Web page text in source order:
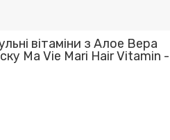
вітаміни з Алое Вера
Ma Vie Mari Hair Vitamin -